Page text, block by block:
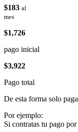
$183 al
mes
$1,726
pago inicial
$3,922
Pago total
De esta forma solo
Por ejemplo:
Si contratas tu pago